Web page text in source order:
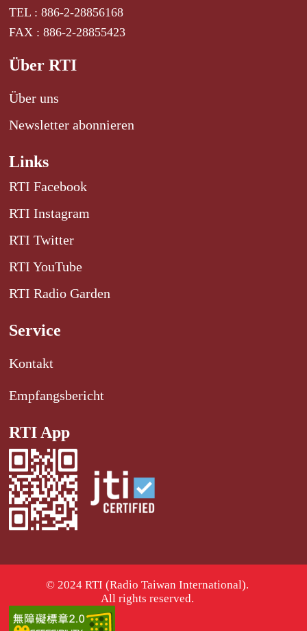
TEL : 886-2-28856168
FAX : 886-2-28855423
Über RTI
Über uns
Newsletter abonnieren
Links
RTI Facebook
RTI Instagram
RTI Twitter
RTI YouTube
RTI Radio Garden
Service
Kontakt
Empfangsbericht
RTI App
© 2024 RTI (Radio Taiwan International).
All rights reserved.